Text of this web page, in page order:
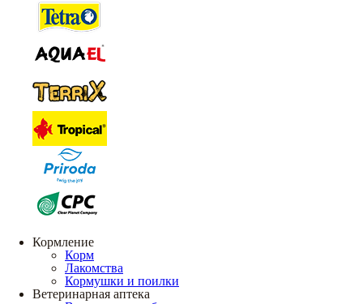
Кормление
Корм
Лакомства
Кормушки и поилки
Ветеринарная аптека